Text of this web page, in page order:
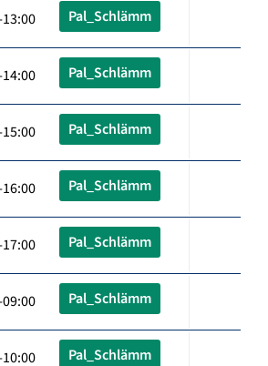
Pal_Schlämm
Pal_Schlämm
Pal_Schlämm
Pal_Schlämm
Pal_Schlämm
Pal_Schlämm
Pal_Schlämm